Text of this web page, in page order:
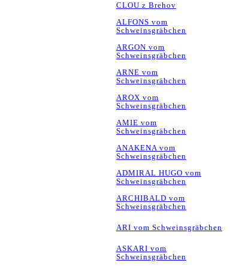
CLOU z Brehov
ALFONS vom
Schweinsgräbchen
ARGON vom
Schweinsgräbchen
ARNE vom
Schweinsgräbchen
AROX vom
Schweinsgräbchen
AMIE vom
Schweinsgräbchen
ANAKENA vom
Schweinsgräbchen
ADMIRAL HUGO vom
Schweinsgräbchen
ARCHIBALD vom
Schweinsgräbchen
ARI vom Schweinsgräbchen
ASKARI vom
Schweinsgräbchen